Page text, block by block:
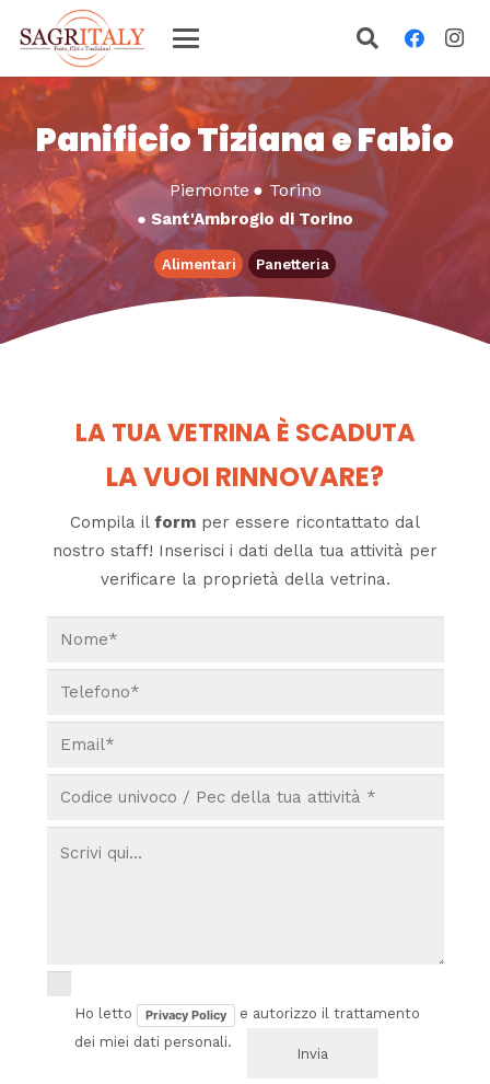
Panificio Tiziana e Fabio
Piemonte ● Torino
● Sant'Ambrogio di Torino
Alimentari Panetteria
LA TUA VETRINA È SCADUTA
LA VUOI RINNOVARE?
Compila il form per essere ricontattato dal
nostro staff! Inserisci i dati della tua attività per
verificare la proprietà della vetrina.
Ho letto Privacy Policy
e autorizzo il trattamento
dei miei dati personali.